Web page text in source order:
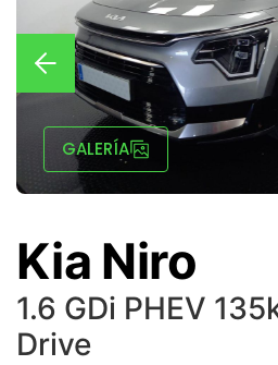
GALERÍA
Kia Niro
1.6 GDi PHEV
Drive